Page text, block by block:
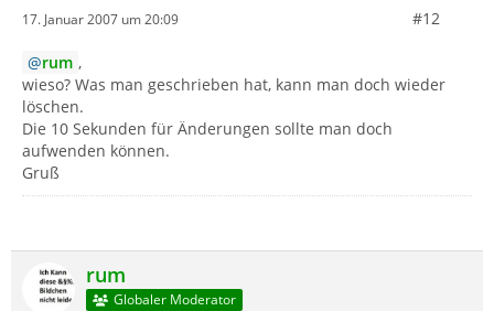
17. Januar 2007 um 20:09 #12
rum ,
wieso? Was man geschrieben hat, kann man doch wieder
löschen.
Die 10 Sekunden für Änderungen sollte man doch
aufwenden können.
Gruß
rum
Globaler Moderator